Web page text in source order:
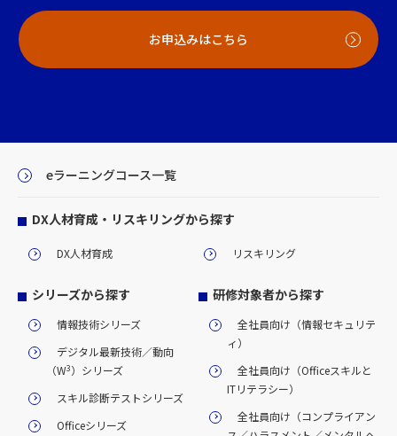
お申込みはこちら
eラーニングコース一覧
DX人材育成・リスキリングから探す
DX人材育成 リスキリング
シリーズから探す
情報技術シリーズ
デジタル最新技術／動向
（W3）シリーズ
スキル診断テストシリーズ
Officeシリーズ
研修対象者から探す
全社員向け（情報セキュリテ
ィ）
全社員向け（Officeスキルと
ITリテラシー）
全社員向け（コンプライアン